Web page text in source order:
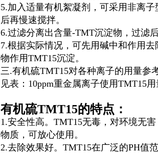
5.加入适量有机絮凝剂，可采用非离
后再慢速搅拌。
6.过滤分离出含量-TMT沉淀物，过滤
7.根据实际情况，可先用碱中和作用
物作用TMT15沉淀。
三.有机硫TMT15对各种离子的用量参
见表：10ppm重金属离子使用TMT15用
有机硫TMT15的特点：
1.安全性高。TMT15无毒，对环境无
物质，可放心使用。
2.去除效果好。TMT15在广泛的PH值